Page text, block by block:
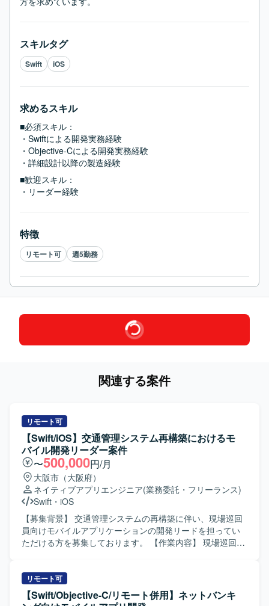
スキルタグ
Swift iOS
求めるスキル
■必須スキル：
・Swiftによる開発実務経験
・Objective-Cによる開発実務経験
・詳細設計以降の製造経験
■歓迎スキル：
・リーダー経験
特徴
リモート可 週5勤務
関連する案件
リモート可
【Swift/iOS】交通管理システム再構築におけるモ
バイル開発リーダー案件
〜500,000円/月
大阪市（大阪府）
ネイティブアプリエンジニア(業務委託・フリーランス)
Swift ・ iOS
【募集背景】 交通管理システムの再構築に伴い、現場巡回
員向けモバイルアプリケーションの開発リードを担ってい
ただける方を募集しております。 【作業内容】 現場巡回員
開発方針の整理、仕様調整や技術課題の整理、レビュー対
応などを実施していただきます。また、開発メンバーへの
技術的なリードを行い、後続の詳細設計、製造、テスト工
リモート可
【Swift/Objective-C/リモート併用】ネットバンキ